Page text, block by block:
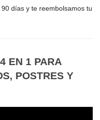
días y te reembolsamos tu
EN 1 PARA
POSTRES Y